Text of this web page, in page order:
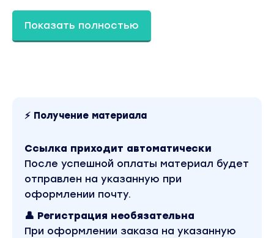
Показать полностью
⚡ Получение материала
Ссылка приходит автоматически
После успешной оплаты материал будет
отправлен на указанную при
оформлении почту.
👤 Регистрация необязательна
При оформлении заказа на указанную